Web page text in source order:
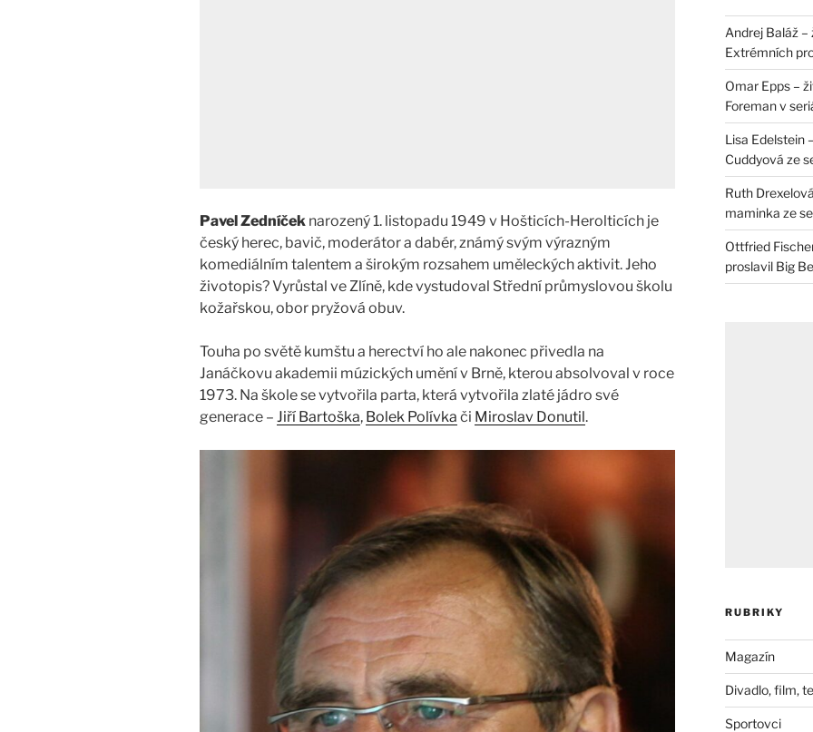
Pavel Zedníček narozený 1. listopadu 1949 v Hošticích-Herolticích je
český herec, bavič, moderátor a dabér, známý svým výrazným
komediálním talentem a širokým rozsahem uměleckých aktivit. Jeho
životopis? Vyrůstal ve Zlíně, kde vystudoval Střední průmyslovou školu
kožařskou, obor pryžová obuv.
Touha po světě kumštu a herectví ho ale nakonec přivedla na
Janáčkovu akademii múzických umění v Brně, kterou absolvoval v roce
1973. Na škole se vytvořila parta, která vytvořila zlaté jádro své
generace – Jiří Bartoška, Bolek Polívka či Miroslav Donutil.
Andrej Baláž
Extrémních
Omar Epps –
Foreman v
Lisa Edelstein
Cuddyová ze
Ruth
maminka ze
Ottfried
proslavil Big
RUBRIKY
Magazín
Divadlo, film,
Sportovci